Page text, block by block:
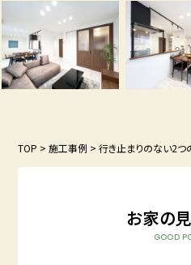
TOP >施工事例 >行き止まりのない2
お家の
GOOD